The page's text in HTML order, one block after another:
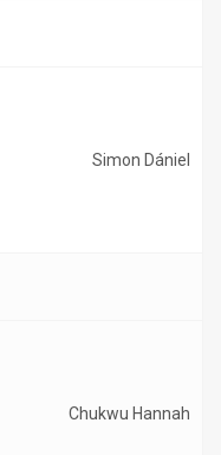
Simon Dániel
Chukwu Hannah